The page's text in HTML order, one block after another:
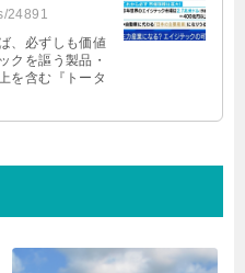
24891
、必ずしも価値
クを謳う製品・
を含む『トータ